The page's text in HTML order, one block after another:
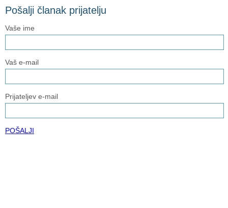
Pošalji članak prijatelju
Vaše ime
Vaš e-mail
Prijateljev e-mail
POŠALJI